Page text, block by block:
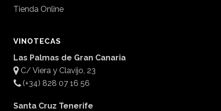
Tienda Online
VINOTECAS
Las Palmas de Gran Canaria
C/ Viera y Clavijo, 23
(+34) 828 07 16 56
Santa Cruz Tenerife